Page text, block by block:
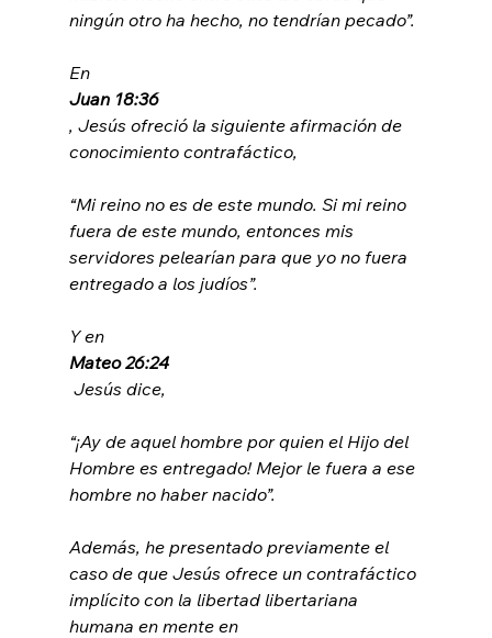
ningún otro ha hecho, no tendrían pecado”.
En
Juan 18:36
, Jesús ofreció la siguiente afirmación de
“Mi reino no es de este mundo. Si mi reino
fuera de este mundo, entonces mis
servidores pelearían para que yo no fuera
entregado a los judíos”.
Y en
Mateo 26:24
“¡Ay de aquel hombre por quien el Hijo del
Hombre es entregado! Mejor le fuera a ese
hombre no haber nacido”.
Además, he presentado previamente el
caso de que Jesús ofrece un contrafáctico
implícito con la libertad libertariana
humana en mente en